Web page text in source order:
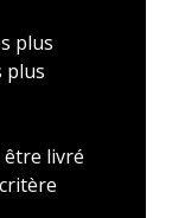
plus
plus
livré